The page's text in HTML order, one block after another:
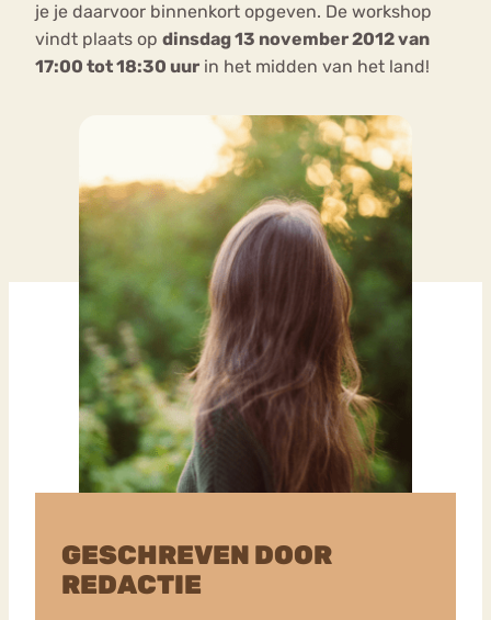
je je daarvoor binnenkort opgeven. De workshop
vindt plaats op dinsdag 13 november 2012 van
17:00 tot 18:30 uur in het midden van het land!
GESCHREVEN DOOR
REDACTIE